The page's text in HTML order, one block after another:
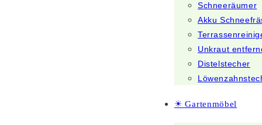
Schneeräumer
Akku
Unkraut
Distelstecher
☀ Gartenmöbel